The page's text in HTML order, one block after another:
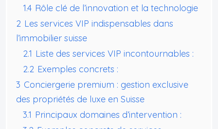
1.4 Rôle clé de l’innovation et la technologie
2 Les services VIP indispensables dans
l’immobilier suisse
2.1 Liste des services VIP incontournables :
2.2 Exemples concrets :
3 Conciergerie premium : gestion exclusive
des propriétés de luxe en Suisse
3.1 Principaux domaines d’intervention :